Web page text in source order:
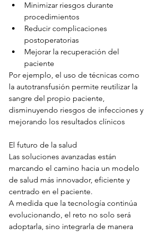
Minimizar riesgos durante
procedimientos
Reducir complicaciones
postoperatorias
Mejorar la recuperación del
paciente
Por ejemplo, el uso de técnicas como
la autotransfusión permite reutilizar la
sangre del propio paciente,
disminuyendo riesgos de infecciones y
mejorando los resultados clínicos
El futuro de la salud
Las soluciones avanzadas están
marcando el camino hacia un modelo
de salud más innovador, eficiente y
centrado en el paciente.
A medida que la tecnología continúa
evolucionando, el reto no solo será
adoptarla, sino integrarla de manera